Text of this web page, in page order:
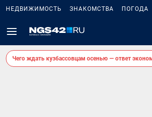
НЕДВИЖИМОСТЬ ЗНАКОМСТВА ПОГОДА
Чего ждать кузбассовцам осенью — ответ